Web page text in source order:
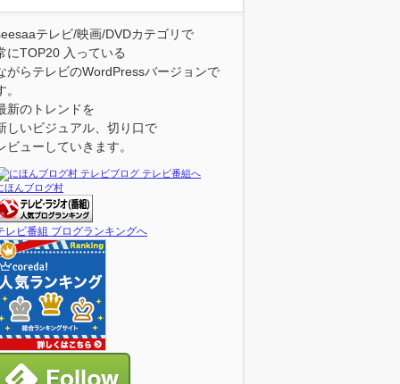
テレビ/映画/DVDカテゴリで
にTOP20 入っている
がらテレビのWordPressバージョンで
。
新のトレンドを
しいビジュアル、切り口で
ビューしていきます。
ほんブログ村
レビ番組 ブログランキングへ